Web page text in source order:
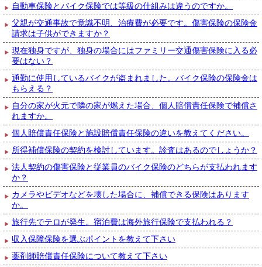
自動車保険とバイク保険では等級の仕組みは違うのですか。
父親が交通事故で意識不明、治療費が必要です。傷害保険の保険金
請求は子供ができますか？
現在独身ですが、独身の場合にはファミリー交通傷害保険に入る必
要はない？
通勤に使用しているバイクが盗まれました。バイク保険の保険金は
もらえる？
自分の家が火元で隣の家が燃えた場合、個人賠償責任保険で補償さ
れますか。
個人賠償責任保険と施設賠償責任保険の違いを教えてください。
所得補償保険の契約を検討しています。診査はあるのでしょうか？
法人契約の傷害保険と従業員のバイク保険のどちらが支払われます
か？
カメラやビデオなどを壊した場合に、補償できる保険はあります
か。
旅行先でテロが発生。宿泊費は海外旅行保険で支払われる？
収入保障保険を選ぶポイントを教えて下さい
薬剤師賠償責任保険について教えて下さい